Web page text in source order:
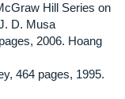
Hill Series on
D. Musa
2006. Hoang
464 pages, 1995.